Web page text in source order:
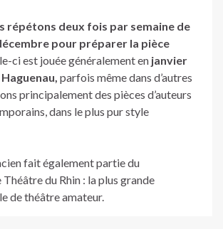
répétons deux fois par semaine de
pour préparer la pièce
ci est jouée généralement en janvier
parfois même dans d’autres
principalement des pièces d’auteurs
dans le plus pur style
fait également partie du
du Rhin : la plus grande
de théâtre amateur.